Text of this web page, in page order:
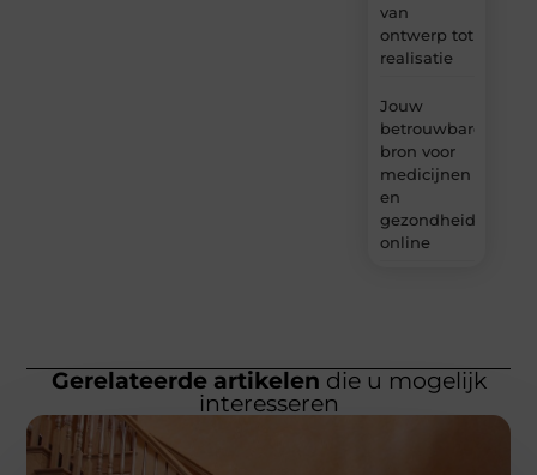
van
ontwerp tot
realisatie
Jouw
betrouwbare
bron voor
medicijnen
en
online
Gerelateerde artikelen die u mogelijk
interesseren